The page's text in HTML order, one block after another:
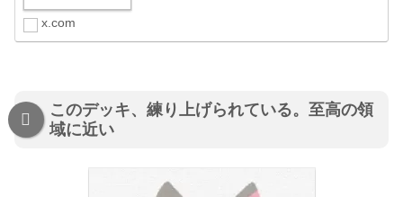
x.com
このデッキ、練り上げられている。至高の領
域に近い